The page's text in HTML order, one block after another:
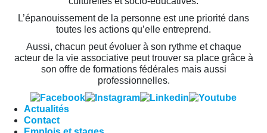
L’épanouissement de la personne est une priorité dans
toutes les actions qu’elle entreprend.
Aussi, chacun peut évoluer à son rythme et chaque
acteur de la vie associative peut trouver sa place grâce à
son offre de formations fédérales mais aussi
professionnelles.
Actualités
Contact